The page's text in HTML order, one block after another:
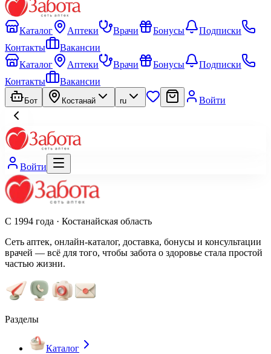
Каталог Аптеки Врачи Бонусы
Подписки
Контакты
Вакансии
Каталог
Аптеки Врачи Бонусы
Подписки
Контакты
Вакансии
Бот Костанай ru Войти
Войти
С 1994 года · Костанайская область
Сеть аптек, онлайн-каталог, доставка, бонусы и консультации
врачей — всё для того, чтобы забота о здоровье стала простой
частью жизни.
Разделы
Каталог